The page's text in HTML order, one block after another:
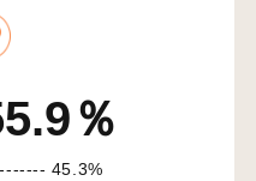
％
45.3%